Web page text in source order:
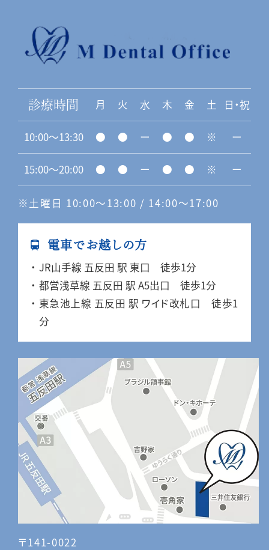
診療時間 月 火 水 木 金 土 日・祝
10:00〜13:30 ● ● ー ● ● ※ ー
15:00〜20:00 ● ● ー ● ● ※ ー
※土曜日 10:00〜13:00 / 14:00〜17:00
電車でお越しの方
JR山手線 五反田 駅 東口 徒歩1分
都営浅草線 五反田 駅 A5出口 徒歩1分
東急池上線 五反田 駅 ワイド改札口 徒歩1
分
〒141-0022